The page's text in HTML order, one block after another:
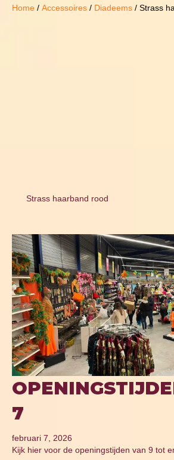
Home / Accessoires / Diadeems / Strass
Strass haarband rood
7
februari 7, 2026
Kijk hier voor de openingstijden van 9 tot